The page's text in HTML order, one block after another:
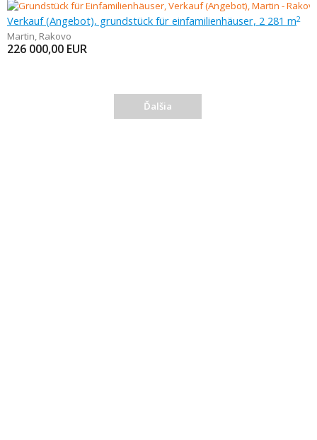
Verkauf (Angebot), grundstück für einfamilienhäuser, 2 281 m2
Martin, Rakovo
226 000,00 EUR
Ďalšia